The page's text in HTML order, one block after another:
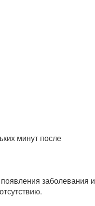
минут после
заболевания и